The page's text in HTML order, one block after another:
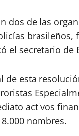
dos de las
brasileños,
el secretario de
de esta
activos
nombres.